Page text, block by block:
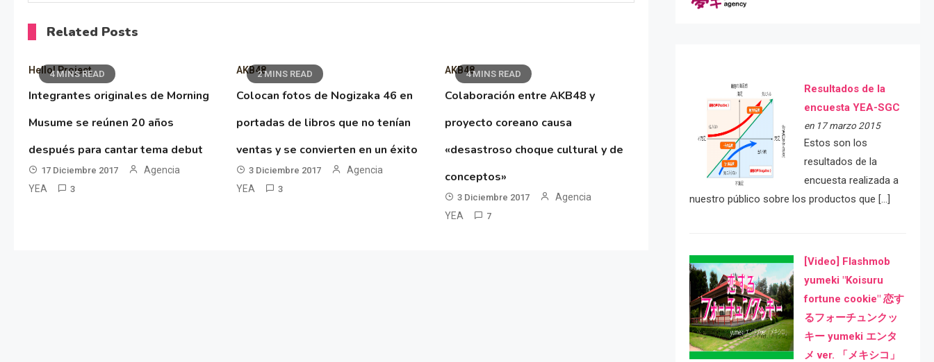
Related Posts
4 MINS READ
Hello! Project
Integrantes originales de Morning
Musume se reúnen 20 años
después para cantar tema debut
17 Diciembre 2017
Agencia
YEA
3
2 MINS READ
AKB48
Colocan fotos de Nogizaka 46 en
portadas de libros que no tenían
ventas y se convierten en un éxito
3 Diciembre 2017
Agencia
YEA
3
4 MINS READ
AKB48
Colaboración entre AKB48 y
proyecto coreano causa
«desastroso choque cultural y de
conceptos»
3 Diciembre 2017
Agencia
YEA
7
Resultados de la
encuesta YEA-SGC
en 17 marzo 2015
Estos son los
resultados de la
encuesta realizada a
nuestro público sobre los productos que […]
[Video] Flashmob
yumeki "Koisuru
fortune cookie" 恋す
るフォーチュンクッ
キー yumeki エンタ
メ ver. 「メキシコ」